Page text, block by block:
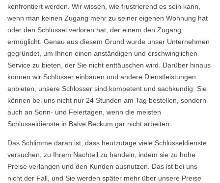
konfrontiert werden. Wir wissen, wie frustrierend es sein kann,
wenn man keinen Zugang mehr zu seiner eigenen Wohnung hat
oder den Schlüssel verloren hat, der einem den Zugang
ermöglicht. Genau aus diesem Grund wurde unser Unternehmen
gegründet, um Ihnen einen anständigen und erschwinglichen
Service zu bieten, der Sie nicht enttäuschen wird. Darüber hinaus
können wir Schlösser einbauen und andere Dienstleistungen
anbieten, unsere Schlosser sind kompetent und sachkundig. Sie
können bei uns nicht nur 24 Stunden am Tag bestellen, sondern
auch an Sonn- und Feiertagen, wenn die meisten
Schlüsseldienste in Balve Beckum gar nicht arbeiten.
Das Schlimme daran ist, dass heutzutage viele Schlüsseldienste
versuchen, zu Ihrem Nachteil zu handeln, indem sie zu hohe
Preise verlangen und den Kunden ausnutzen. Das ist bei uns
nicht der Fall, und Sie werden später mehr über unsere Preise